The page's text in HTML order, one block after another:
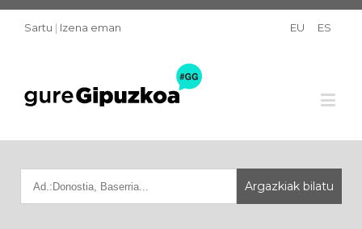
Sartu | Izena eman EU ES